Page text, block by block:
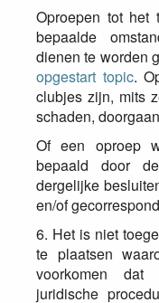
Oproepen tot het
bepaalde
dienen te worden
opgestart topic.
clubjes zijn, mits
schaden,
Of een oproep
bepaald door de
dergelijke
en/of
6. Het is niet
te plaatsen
voorkomen
juridische